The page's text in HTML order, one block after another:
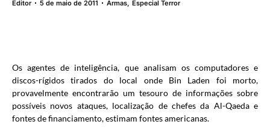
Editor 5 de maio de 2011 Armas,Especial Terror
Os agentes de inteligência, que analisam os computadores e
discos-rígidos tirados do local onde Bin Laden foi morto,
provavelmente encontrarão um tesouro de informações sobre
possíveis novos ataques, localização de chefes da Al-Qaeda e
fontes de financiamento, estimam fontes americanas.